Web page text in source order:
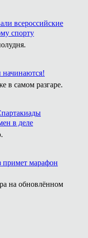
всероссийские
спорту
начинаются!
в самом разгаре.
в деле
примет марафон
на обновлённом